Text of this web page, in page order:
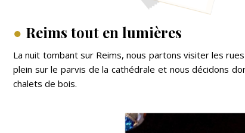
● Reims tout en lumières
La nuit tombant sur Reims, nous partons visiter les
plein sur le parvis de la cathédrale et nous décidons
chalets de bois.